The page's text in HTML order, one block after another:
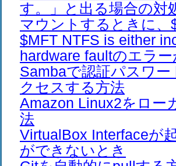
す。」と出る場合の対
マウントするときに、
$MFT NTFS is either
hardware faultのエラ
Sambaで認証パスワ
クセスする方法
Amazon Linux2をロー
法
VirtualBox Interfaceが
ができないとき